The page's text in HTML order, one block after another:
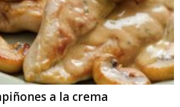
a la crema